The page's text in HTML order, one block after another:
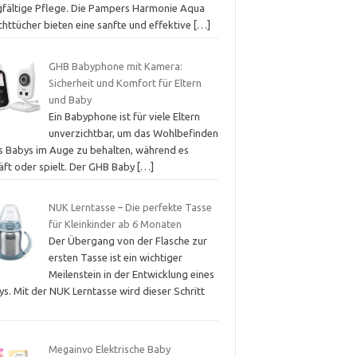
Pflege. Die Pampers Harmonie Aqua
bieten eine sanfte und effektive
[…]
GHB Babyphone mit Kamera:
Sicherheit und Komfort für Eltern
und Baby
Ein Babyphone ist für viele Eltern
unverzichtbar, um das Wohlbefinden
Babys im Auge zu behalten, während es
oder spielt. Der GHB Baby […]
NUK Lerntasse – Die perfekte Tasse
für Kleinkinder ab 6 Monaten
Der Übergang von der Flasche zur
ersten Tasse ist ein wichtiger
Meilenstein in der Entwicklung eines
Mit der NUK Lerntasse wird dieser Schritt
Megainvo Elektrische Baby